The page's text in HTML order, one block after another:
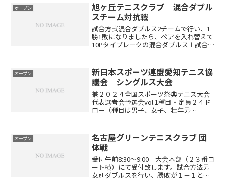
オープン
旭ヶ丘テニスクラブ 混合ダブル
スチーム対抗戦
試合方式混合ダブルス2チームで行い、1
勝1敗になりましたら、ペアを入れ替えて
10Pタイブレークの混合ダブルス１試合行
４月１４日（日）時間試合開始9:00レベ
ル制限...
オープン
新日本スポーツ連盟愛知テニス協
議会 シングルス大会
兼２０２４全国スポーツ祭典テニス大会
代表選考会予選会vol.1種目・定員２４ド
ロー（種目は男子、女子、壮年男
ーグ戦後に順位別トーナメント※天候や
参加状況等によ...
オープン
名古屋グリーンテニスクラブ 団
体戦
受付午前8:30～9:00 大会本部（２３番コ
ート横）にて受付致します。試合方法男
女別ダブルスを行い、勝敗が１－１とな